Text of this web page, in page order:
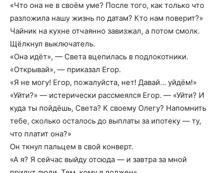
«Что она не в своём уме? После того, как только что
разложила нашу жизнь по датам? Кто нам поверит?»
Чайник на кухне отчаянно завизжал, а потом смолк.
Щёлкнул выключатель.
«Она идёт», — Света вцепилась в подлокотники.
«Открывай», — приказал Егор.
«Я не могу! Егор, пожалуйста, нет! Давай… уйдём!»
«Уйти?» — истерически рассмеялся Егор. — «Уйти? И
куда ты пойдёшь, Света? К своему Олегу? Напомнить
тебе, сколько осталось до выплаты за ипотеку — ту,
что платит она?»
Он ткнул пальцем в свой конверт.
«А я? Я сейчас выйду отсюда — и завтра за мной